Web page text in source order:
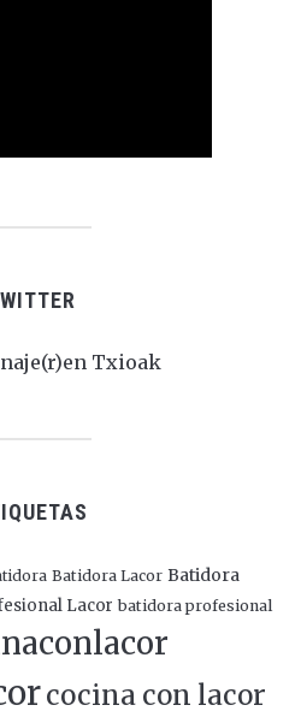
Txioak
Batidora Lacor Batidora
Lacor batidora profesional
cocina con lacor